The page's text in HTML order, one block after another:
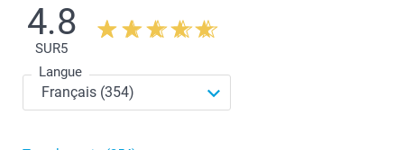
4.8
SUR5
Langue